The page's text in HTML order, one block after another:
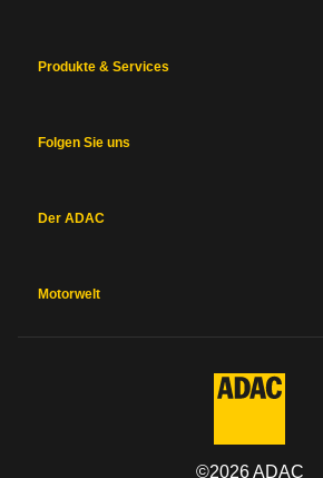
Produkte & Services
Folgen Sie uns
Der ADAC
Motorwelt
©2026ADAC